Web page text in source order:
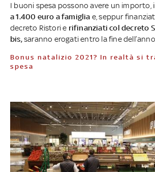
I buoni spesa possono avere un importo,
a 1.400 euro a famiglia e, seppur
decreto Ristori e rifinanziati col decreto
bis,saranno erogati entro la fine
Bonus natalizio 2021? In realtà si tratta di buoni
spesa